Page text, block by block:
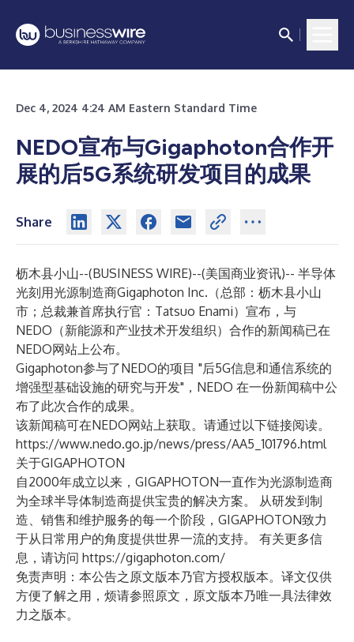
Dec 4, 2024 4:24 AM Eastern Standard Time
NEDO宣布与Gigaphoton合作开
展的后5G系统研发项目的成果
Share
枥木县小山--(BUSINESS WIRE)--(美国商业资讯)-- 半导体
光刻用光源制造商Gigaphoton Inc.（总部：枥木县小山
市；总裁兼首席执行官：Tatsuo Enami）宣布，与
NEDO（新能源和产业技术开发组织）合作的新闻稿已在
NEDO网站上公布。
Gigaphoton参与了NEDO的项目 "后5G信息和通信系统的
增强型基础设施的研究与开发"，NEDO 在一份新闻稿中公
布了此次合作的成果。
该新闻稿可在NEDO网站上获取。请通过以下链接阅读。
https://www.nedo.go.jp/news/press/AA5_101796.html
关于GIGAPHOTON
自2000年成立以来，GIGAPHOTON一直作为光源制造商
为全球半导体制造商提供宝贵的解决方案。 从研发到制
造、销售和维护服务的每一个阶段，GIGAPHOTON致力
于从日常用户的角度提供世界一流的支持。 有关更多信
息，请访问 https://gigaphoton.com/
免责声明：本公告之原文版本乃官方授权版本。译文仅供
方便了解之用，烦请参照原文，原文版本乃唯一具法律效
力之版本。